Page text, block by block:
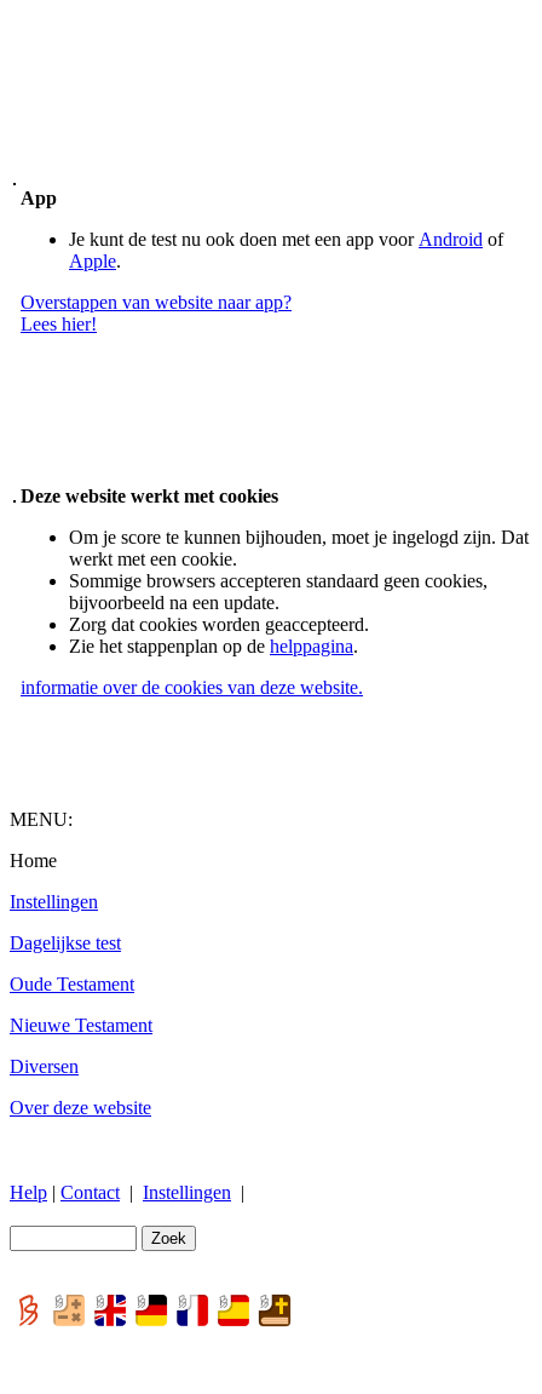
App
Je kunt de test nu ook doen met een app voor Android of
Apple.
Overstappen van website naar app?
Lees hier!
Deze website werkt met cookies
Om je score te kunnen bijhouden, moet je ingelogd zijn. Dat
werkt met een cookie.
Sommige browsers accepteren standaard geen cookies,
bijvoorbeeld na een update.
Zorg dat cookies worden geaccepteerd.
Zie het stappenplan op de helppagina.
informatie over de cookies van deze website.
MENU:
Home
Instellingen
Dagelijkse test
Oude Testament
Nieuwe Testament
Diversen
Over deze website
Help | Contact | Instellingen |